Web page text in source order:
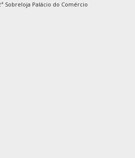
Sobreloja Palácio do Comércio